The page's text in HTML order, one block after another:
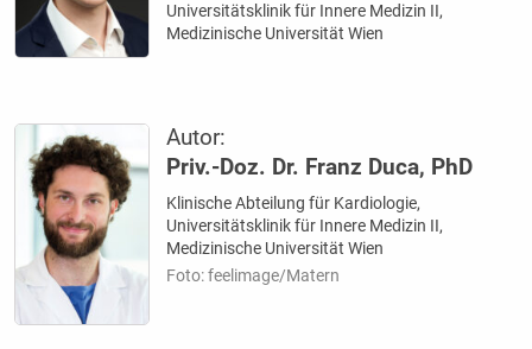
Universitätsklinik für Innere Medizin II,
Medizinische Universität Wien
Autor:
Priv.-Doz. Dr. Franz Duca, PhD
Klinische Abteilung für Kardiologie,
Universitätsklinik für Innere Medizin II,
Medizinische Universität Wien
Foto: feelimage/Matern